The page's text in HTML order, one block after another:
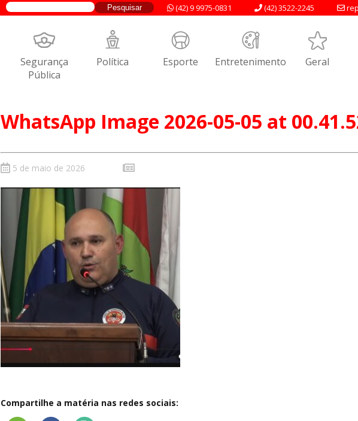
(42) 3522-2245
(42) 9 9975-0831
Segurança
Pública
Política Esporte Entretenimento Geral
WhatsApp Image 2026-05-05 at
5 de maio de 2026
Compartilhe a matéria nas redes sociais: